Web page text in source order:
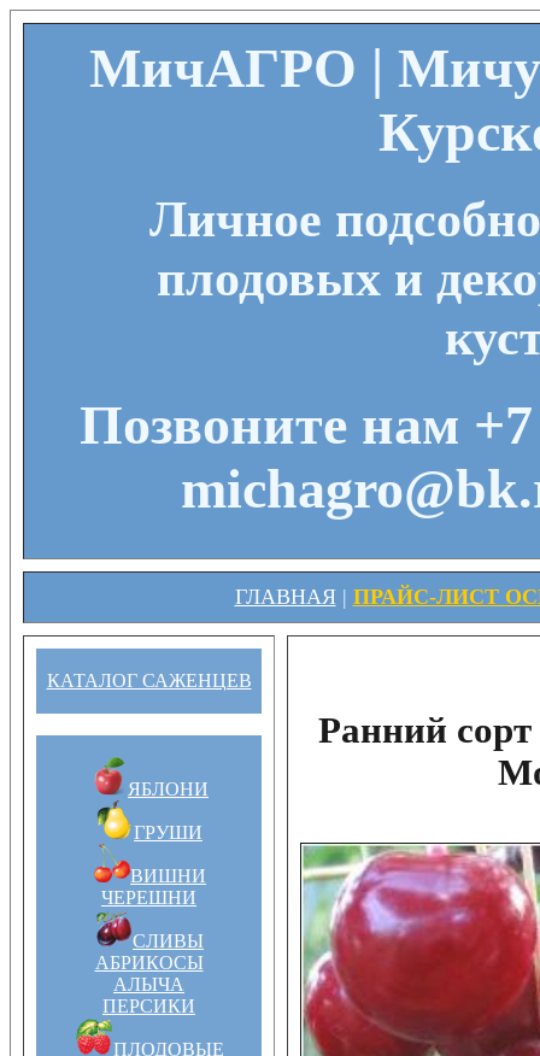
МичАГРО |
Личное
плодовых и
Позвоните нам
ГЛАВНАЯ| ПРАЙС-ЛИСТ
КАТАЛОГ САЖЕНЦЕВ
ЯБЛОНИ
ГРУШИ
ВИШНИ
ЧЕРЕШНИ
СЛИВЫ
АБРИКОСЫ
АЛЫЧА
ПЕРСИКИ
ПЛОДОВЫЕ
Ранний